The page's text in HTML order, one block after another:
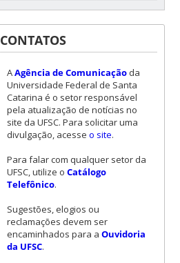
CONTATOS
AAgência de Comunicaçãoda
Universidade Federal de Santa
Catarina é o setor responsável
pela atualização de notícias no
site da UFSC. Para solicitar uma
divulgação, acesse o site.
Para falar com qualquer setor da
UFSC, utilize o Catálogo
Telefônico.
Sugestões, elogios ou
reclamações devem ser
encaminhados para a Ouvidoria
da UFSC.